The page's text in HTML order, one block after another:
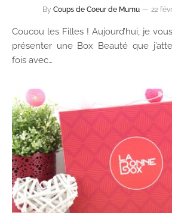
By Coups de Coeur de Mumu 22
Coucou les Filles ! Aujourd’hui, je
présenter une Box Beauté que
fois avec…